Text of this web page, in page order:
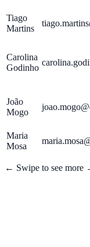
Tiago
Martins
Carolina
Godinho
João
Mogo
Maria
Mosa
← Swipe to see more